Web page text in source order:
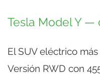
Tesla Model Y —
El SUV eléctrico
Versión RWD con